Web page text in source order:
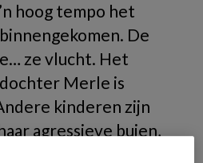
hoog tempo het
De
ze vlucht. Het
Merle is
kinderen zijn
agressieve buien,